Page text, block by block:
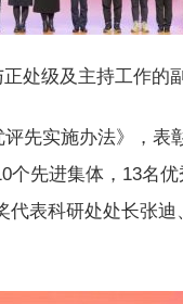
处级及主持工作的
先实施办法》，
先进集体，13名
表科研处处长张